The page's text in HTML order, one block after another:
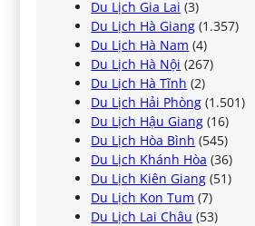
Du Lịch Gia Lai (3)
Du Lịch Hà Giang (1.357)
Du Lịch Hà Nam (4)
Du Lịch Hà Nội (267)
Du Lịch Hà Tĩnh (2)
Du Lịch Hải Phòng (1.501)
Du Lịch Hậu Giang (16)
Du Lịch Hòa Bình (545)
Du Lịch Khánh Hòa (36)
Du Lịch Kiên Giang (51)
Du Lịch Kon Tum (7)
Du Lịch Lai Châu (53)